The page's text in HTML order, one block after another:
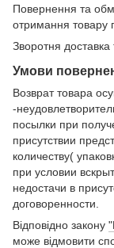
Повернення та
отримання товару
Зворотня доставка
Умови
Возврат товара
-
посылки при
присутствии
количеству(
при условии
недостачи в
договоренности.
Відповідно закону
може відмовити